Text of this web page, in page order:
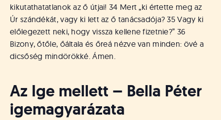
kikutathatatlanok az ő útjai! 34 Mert „ki értette meg az
Úr szándékát, vagy ki lett az ő tanácsadója? 35 Vagy ki
előlegezett neki, hogy vissza kellene fizetnie?” 36
Bizony, őtőle, őáltala és őreá nézve van minden: övé a
dicsőség mindörökké. Ámen.
Az Ige mellett – Bella Péter
igemagyarázata